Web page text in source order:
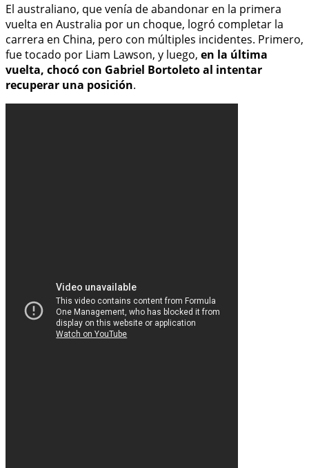
El australiano, que venía de abandonar en la primera
vuelta en Australia por un choque, logró completar la
carrera en China, pero con múltiples incidentes. Primero,
fue tocado por Liam Lawson, y luego, en la última
vuelta, chocó con Gabriel Bortoleto al intentar
recuperar una posición.